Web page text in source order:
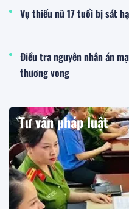
Vụ thiếu nữ 17 tuổi bị sát
Điều tra nguyên nhân án
thương vong
Tư vấn pháp luật